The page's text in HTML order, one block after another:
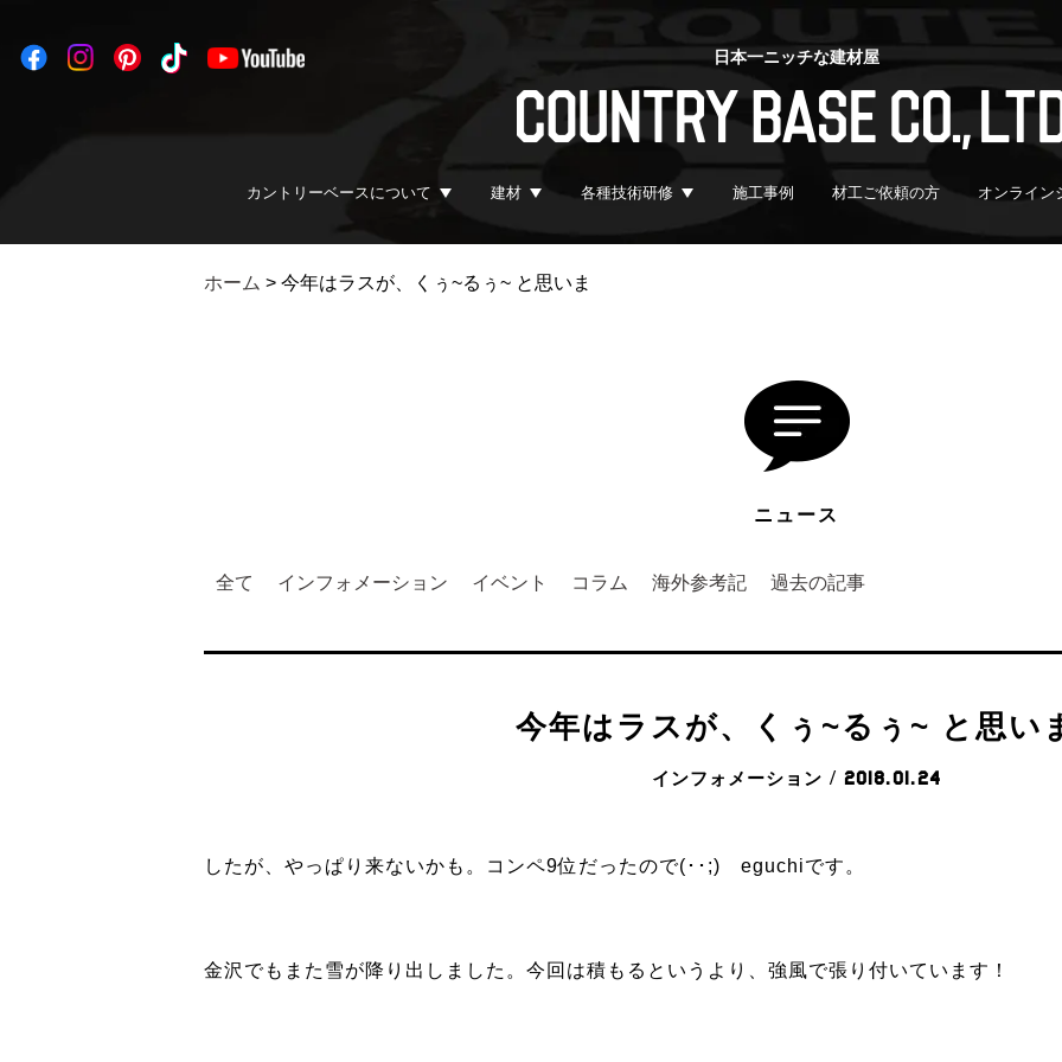
日本一ニッチな建材屋
カントリーベースについて 建材 各種技術研修 施工事例 材工ご依頼の方 オンライン
ホーム > 今年はラスが、くぅ~るぅ~ と思いま
ニュース
全て インフォメーション イベント コラム 海外参考記 過去の記事
今年はラスが、くぅ~るぅ~ と思い
インフォメーション / 2018.01.24
したが、やっぱり来ないかも。コンペ9位だったので(･･;) eguchiです。
金沢でもまた雪が降り出しました。今回は積もるというより、強風で張り付いています！